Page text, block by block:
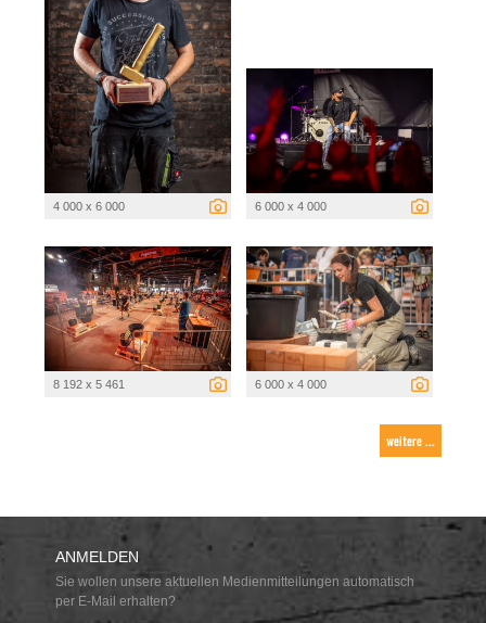
4 000 x 6 000 6 000 x 4 000
8 192 x 5 461 6 000 x 4 000
weitere ...
ANMELDEN
Sie wollen unsere aktuellen Medienmitteilungen automatisch
per E-Mail erhalten?